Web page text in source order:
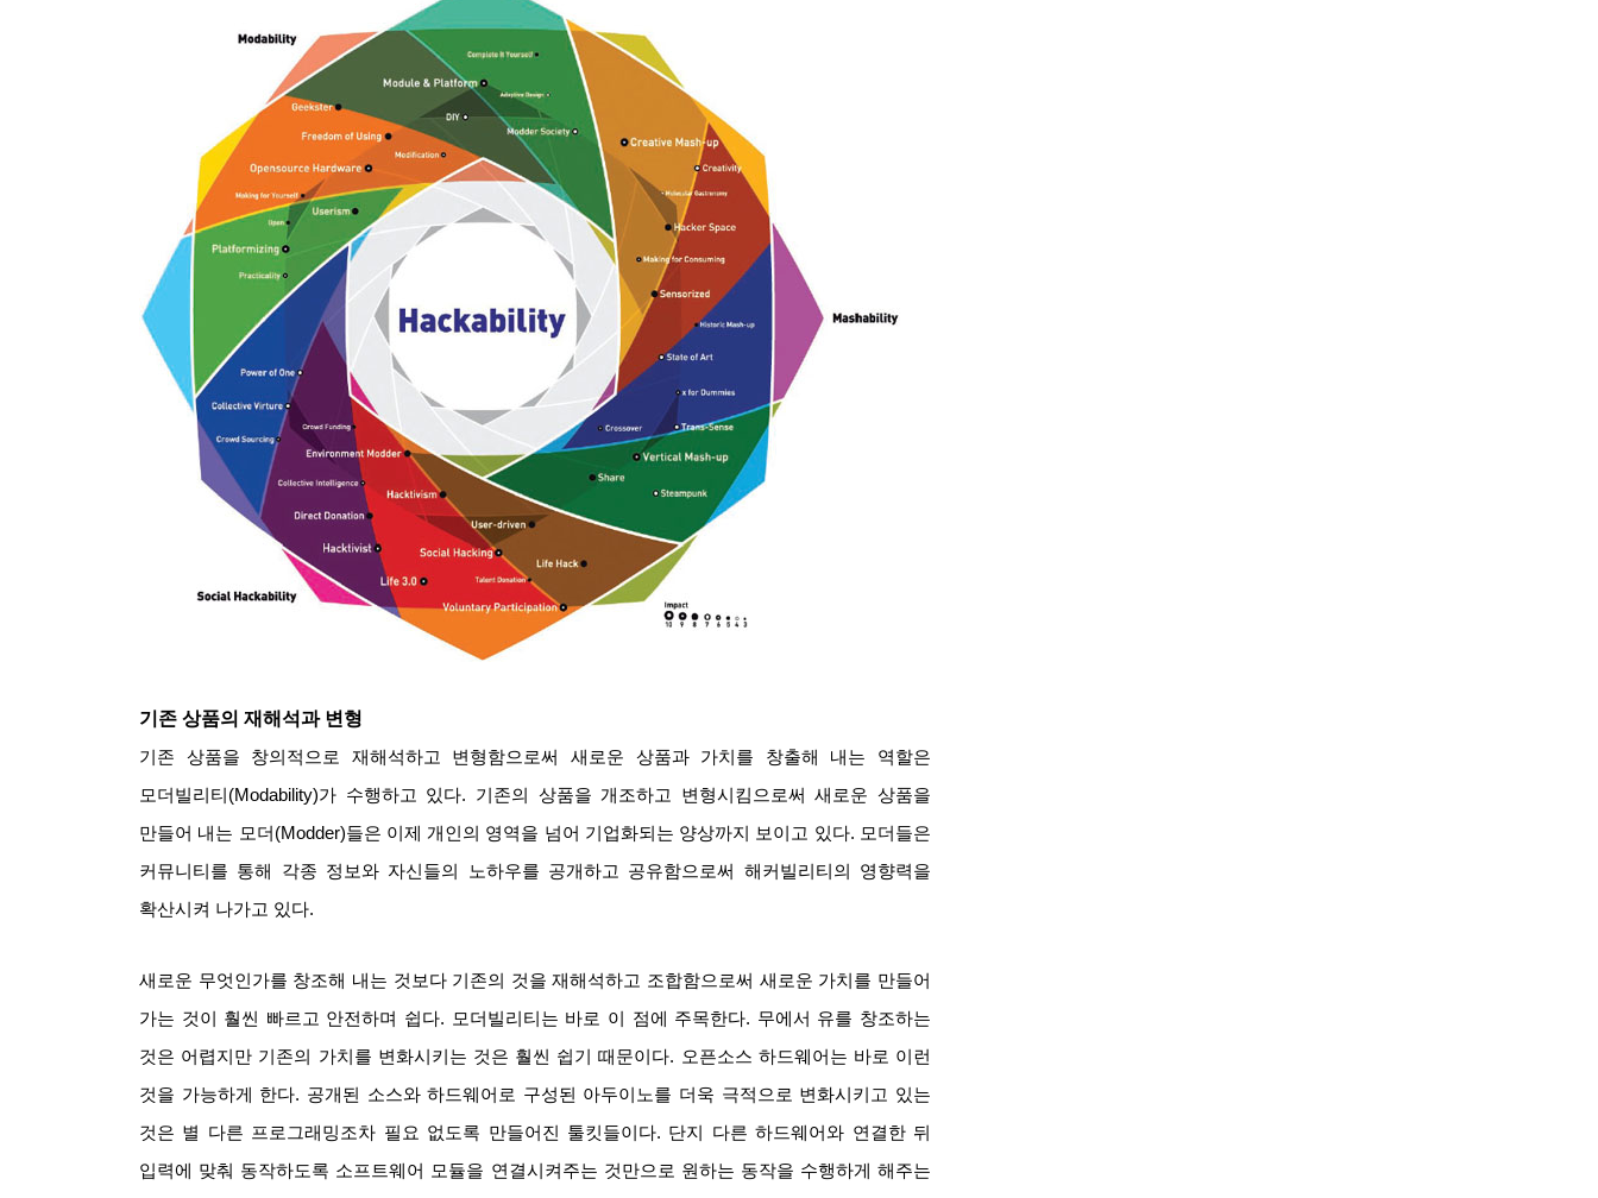
기존 상품의 재해석과 변형
기존 상품을 창의적으로 재해석하고 변형함으로써 새로운 상품과 가치를 창출해 내는 역할은
모더빌리티(Modability)가 수행하고 있다. 기존의 상품을 개조하고 변형시킴으로써 새로운 상품을
만들어 내는 모더(Modder)들은 이제 개인의 영역을 넘어 기업화되는 양상까지 보이고 있다. 모더들은
커뮤니티를 통해 각종 정보와 자신들의 노하우를 공개하고 공유함으로써 해커빌리티의 영향력을
확산시켜 나가고 있다.
새로운 무엇인가를 창조해 내는 것보다 기존의 것을 재해석하고 조합함으로써 새로운 가치를 만들어
가는 것이 훨씬 빠르고 안전하며 쉽다. 모더빌리티는 바로 이 점에 주목한다. 무에서 유를 창조하는
것은 어렵지만 기존의 가치를 변화시키는 것은 훨씬 쉽기 때문이다. 오픈소스 하드웨어는 바로 이런
것을 가능하게 한다. 공개된 소스와 하드웨어로 구성된 아두이노를 더욱 극적으로 변화시키고 있는
것은 별 다른 프로그래밍조차 필요 없도록 만들어진 툴킷들이다. 단지 다른 하드웨어와 연결한 뒤
입력에 맞춰 동작하도록 소프트웨어 모듈을 연결시켜주는 것만으로 원하는 동작을 수행하게 해주는